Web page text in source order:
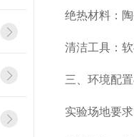
绝热材料：
清洁工具：
三、环境配
实验场地要求